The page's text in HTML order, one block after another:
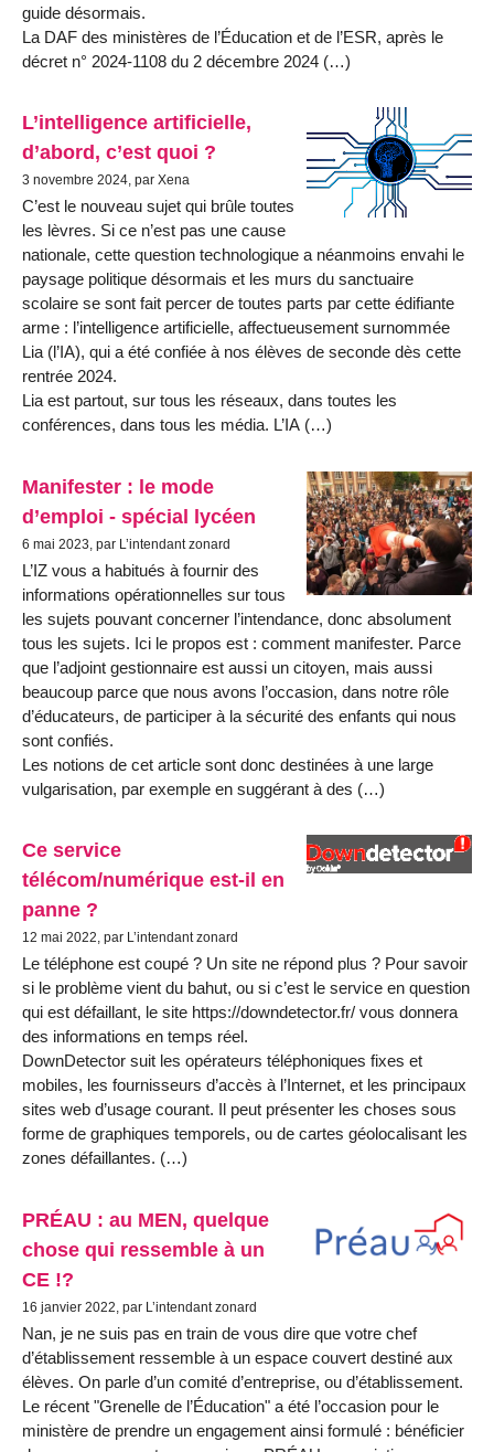
guide désormais.
La DAF des ministères de l’Éducation et de l’ESR, après le
décret n° 2024-1108 du 2 décembre 2024 (…)
L’intelligence artificielle,
d’abord, c’est quoi ?
3 novembre 2024, par Xena
C’est le nouveau sujet qui brûle toutes
les lèvres. Si ce n’est pas une cause
nationale, cette question technologique a néanmoins envahi le
paysage politique désormais et les murs du sanctuaire
scolaire se sont fait percer de toutes parts par cette édifiante
arme : l’intelligence artificielle, affectueusement surnommée
Lia (l’IA), qui a été confiée à nos élèves de seconde dès cette
rentrée 2024.
Lia est partout, sur tous les réseaux, dans toutes les
conférences, dans tous les média. L’IA (…)
Manifester : le mode
d’emploi - spécial lycéen
6 mai 2023, par L’intendant zonard
L’IZ vous a habitués à fournir des
informations opérationnelles sur tous
les sujets pouvant concerner l’intendance, donc absolument
tous les sujets. Ici le propos est : comment manifester. Parce
que l’adjoint gestionnaire est aussi un citoyen, mais aussi
beaucoup parce que nous avons l’occasion, dans notre rôle
d’éducateurs, de participer à la sécurité des enfants qui nous
sont confiés.
Les notions de cet article sont donc destinées à une large
vulgarisation, par exemple en suggérant à des (…)
Ce service
télécom/numérique est-il en
panne ?
12 mai 2022, par L’intendant zonard
Le téléphone est coupé ? Un site ne répond plus ? Pour savoir
si le problème vient du bahut, ou si c’est le service en question
qui est défaillant, le site https://downdetector.fr/ vous donnera
des informations en temps réel.
DownDetector suit les opérateurs téléphoniques fixes et
mobiles, les fournisseurs d’accès à l’Internet, et les principaux
sites web d’usage courant. Il peut présenter les choses sous
forme de graphiques temporels, ou de cartes géolocalisant les
zones défaillantes. (…)
PRÉAU : au MEN, quelque
chose qui ressemble à un
CE !?
16 janvier 2022, par L’intendant zonard
Nan, je ne suis pas en train de vous dire que votre chef
d’établissement ressemble à un espace couvert destiné aux
élèves. On parle d’un comité d’entreprise, ou d’établissement.
Le récent "Grenelle de l’Éducation" a été l’occasion pour le
ministère de prendre un engagement ainsi formulé : bénéficier